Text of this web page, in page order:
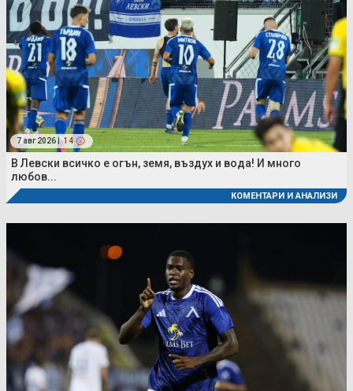
7 авг 2026 | 14
В Левски всичко е огън, земя, въздух и вода! И много
любов...
КОМЕНТАРИ И АНАЛИЗИ